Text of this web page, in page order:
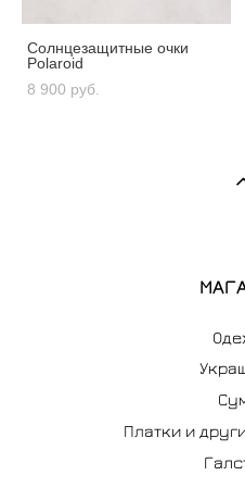
Солнцезащитные очки
Polaroid
8 900 pуб.
Платки и